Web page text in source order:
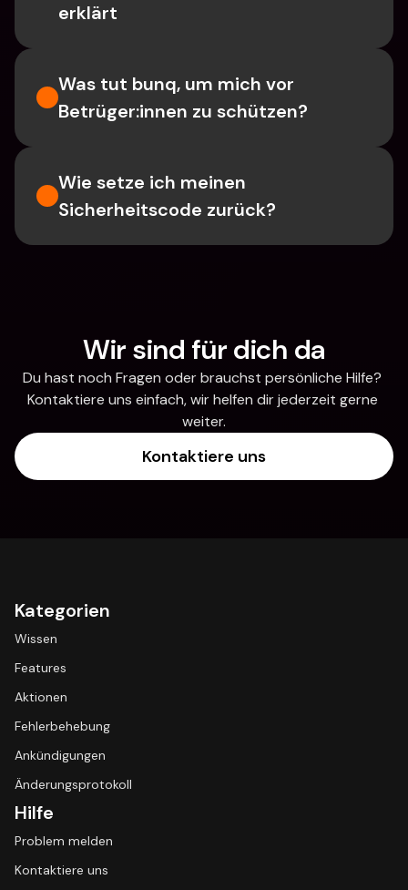
erklärt
Was tut bunq, um mich vor
Betrüger:innen zu schützen?
Wie setze ich meinen
Sicherheitscode zurück?
Wir sind für dich da
Du hast noch Fragen oder brauchst persönliche Hilfe?
Kontaktiere uns einfach, wir helfen dir jederzeit gerne
weiter.
Kontaktiere uns
Kategorien
Wissen
Features
Aktionen
Fehlerbehebung
Ankündigungen
Änderungsprotokoll
Hilfe
Problem melden
Kontaktiere uns